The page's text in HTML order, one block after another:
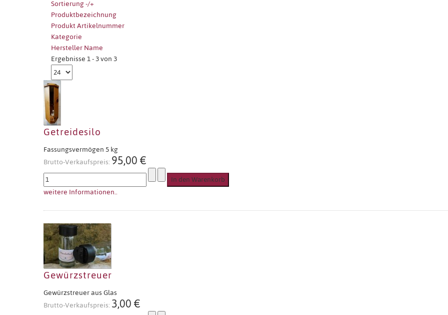
Sortierung -/+
Produktbezeichnung
Produkt Artikelnummer
Kategorie
Hersteller Name
Ergebnisse 1 - 3 von 3
Getreidesilo
Fassungsvermögen 5 kg
Brutto-Verkaufspreis:95,00 €
weitere Informationen..
Gewürzstreuer
Gewürzstreuer aus Glas
Brutto-Verkaufspreis:3,00 €